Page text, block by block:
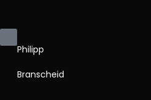
Philipp
Branscheid